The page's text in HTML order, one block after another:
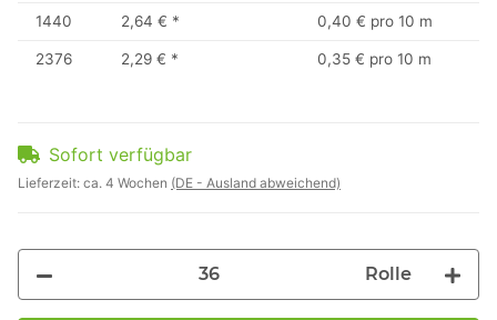
1440 2,64 € * 0,40 € pro 10 m
2376 2,29 € * 0,35 € pro 10 m
Sofort verfügbar
Lieferzeit: ca. 4 Wochen (DE - Ausland abweichend)
Rolle